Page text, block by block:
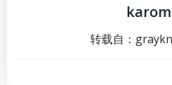
转载自：